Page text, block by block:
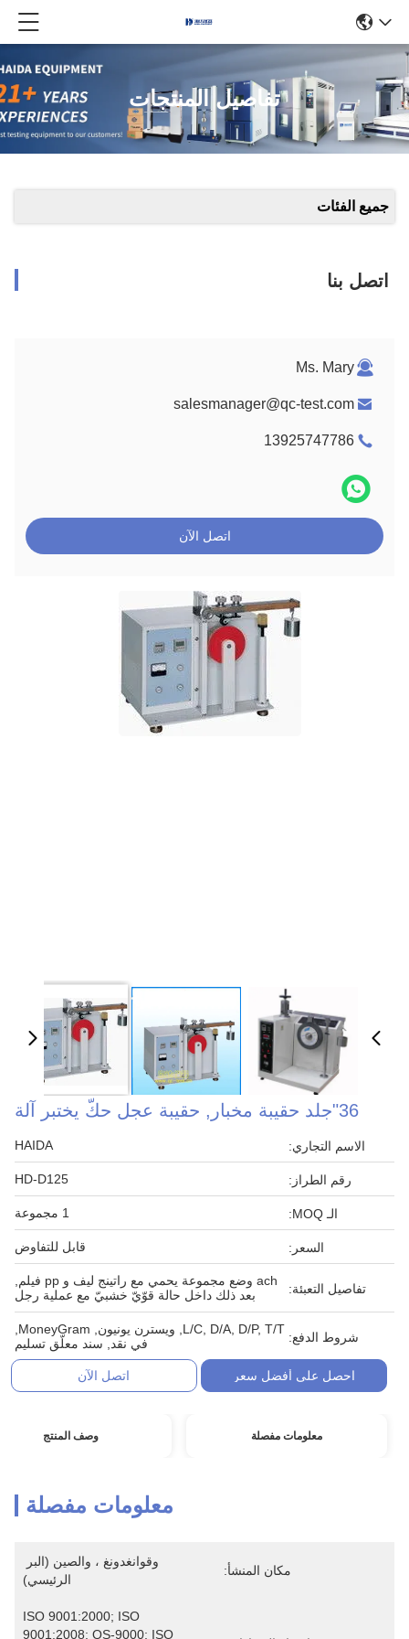
تفاصيل المنتجات
جميع الفئات
اتصل بنا
Ms. Mary
salesmanager@qc-test.com
13925747786
اتصل الآن
36"جلد حقيبة مخبار, حقيبة عجل حكّ يختبر آلة
الاسم التجاري: HAIDA
رقم الطراز: HD-D125
الـ MOQ: 1 مجموعة
السعر: قابل للتفاوض
تفاصيل التعبئة:
ach وضع مجموعة يحمي مع راتينج ليف و pp فيلم,
بعد ذلك داخل حالة قوّيّ خشبيّ مع عملية رجل
شروط الدفع:
في نقد, سند معلّق تسليم
احصل على أفضل سعر اتصل الآن
معلومات مفصلة وصف المنتج
معلومات مفصلة
مكان المنشأ:
الرئيسي)
ISO 9001:2000; ISO
9001:2008; QS-9000; ISO